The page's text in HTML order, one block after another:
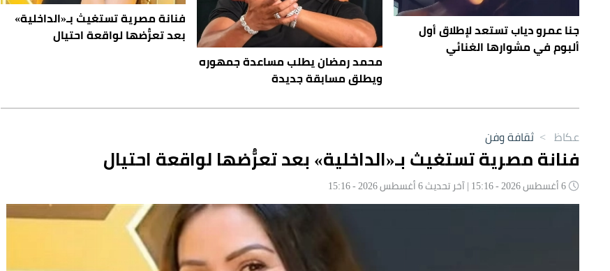
جنا عمرو دياب تستعد لإطلاق أول
ألبوم في مشوارها الغنائي
محمد رمضان يطلب مساعدة جمهوره
ويطلق مسابقة جديدة
فنانة مصرية تستغيث بـ«الداخلية»
بعد تعرُّضها لواقعة احتيال
عكاظ > ثقافة وفن
فنانة مصرية تستغيث بـ«الداخلية» بعد تعرُّضها لواقعة احتيال